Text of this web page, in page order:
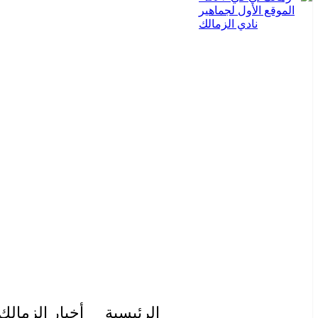
الرئيسية أخبار